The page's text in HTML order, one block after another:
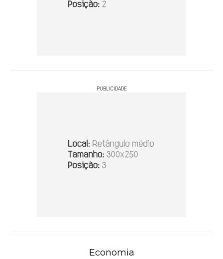
PUBLICIDADE
Economia